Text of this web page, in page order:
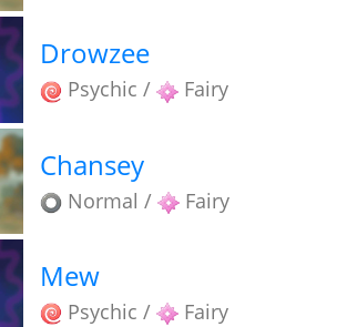
Drowzee
Psychic / Fairy
Chansey
Normal / Fairy
Mew
Psychic / Fairy